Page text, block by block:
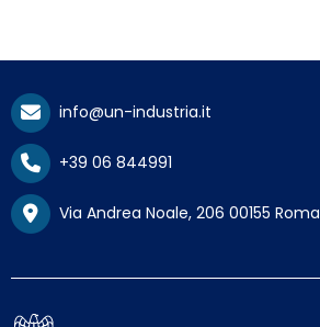
info@un-industria.it
+39 06 844991
Via Andrea Noale, 206 00155 Roma